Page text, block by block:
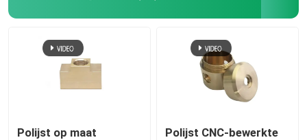
Polijst op maat
Polijst CNC-bewerkte